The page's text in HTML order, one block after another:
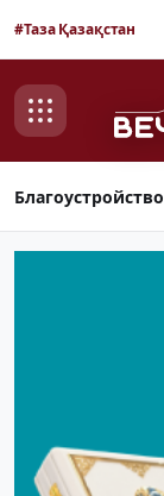
#Таза Қазақстан
Благоустройство